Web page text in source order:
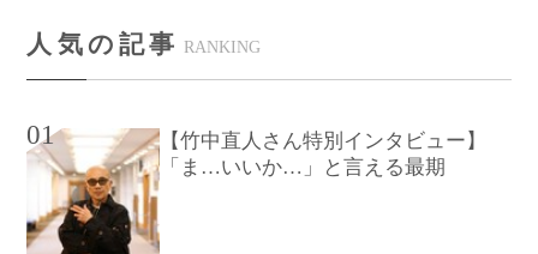
人気の記事 RANKING
01
【竹中直人さん特別インタビュー】
「ま…いいか…」と言える最期